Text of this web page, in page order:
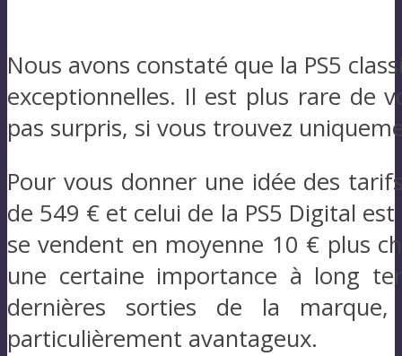
Nous avons constaté que la PS5
exceptionnelles. Il est plus rare de
pas surpris, si vous trouvez
Pour vous donner une idée des
de 549 € et celui de la PS5 Digital
se vendent en moyenne 10 € plus
une certaine importance à long
dernières sorties de la
particulièrement avantageux.